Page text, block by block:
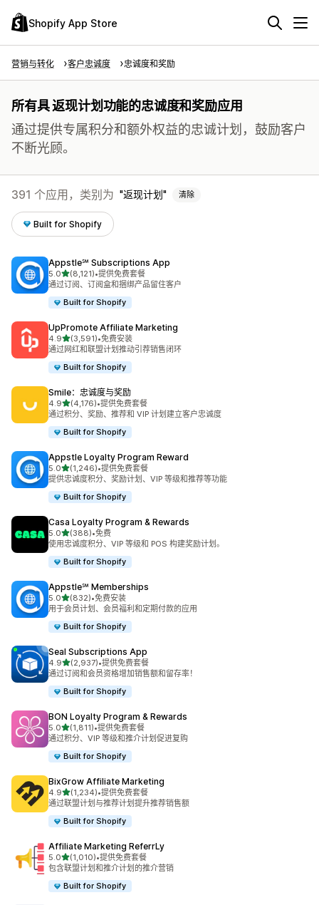
Shopify App Store
营销与转化 客户忠诚度 忠诚度和奖励
所有具 返现计划功能的忠诚度和奖励应用
通过提供专属积分和额外权益的忠诚计划，鼓励客户
不断光顾。
391 个应用，类别为 返现计划 清除
Built for Shopify
Appstle℠ Subscriptions App
5.0星（满分 5 星）
(8,121)
总共 8121 条评论
•提供免费套餐
通过订阅、订阅盒和捆绑产品留住客户
Built for Shopify
UpPromote Affiliate Marketing
4.9星（满分 5 星）
(3,591)
总共 3591 条评论
•免费安装
通过网红和联盟计划推动引荐销售闭环
Built for Shopify
Smile：忠诚度与奖励
4.9星（满分 5 星）
(4,176)
总共 4176 条评论
•提供免费套餐
通过积分、奖励、推荐和 VIP 计划建立客户忠诚度
Built for Shopify
Appstle Loyalty Program Reward
5.0星（满分 5 星）
(1,246)
总共 1246 条评论
•提供免费套餐
提供忠诚度积分、奖励计划、VIP 等级和推荐等功能
Built for Shopify
Casa Loyalty Program & Rewards
5.0星（满分 5 星）
(388)
总共 388 条评论
•免费
使用忠诚度积分、VIP 等级和 POS 构建奖励计划。
Built for Shopify
Appstle℠ Memberships
5.0星（满分 5 星）
(832)
总共 832 条评论
•免费安装
用于会员计划、会员福利和定期付款的应用
Built for Shopify
Seal Subscriptions App
4.9星（满分 5 星）
(2,937)
总共 2937 条评论
•提供免费套餐
通过订阅和会员资格增加销售额和留存率！
Built for Shopify
BON Loyalty Program & Rewards
5.0星（满分 5 星）
(1,811)
总共 1811 条评论
•提供免费套餐
通过积分、VIP 等级和推介计划促进复购
Built for Shopify
BixGrow Affiliate Marketing
4.9星（满分 5 星）
(1,234)
总共 1234 条评论
•提供免费套餐
通过联盟计划与推荐计划提升推荐销售额
Built for Shopify
Affiliate Marketing ReferrLy
5.0星（满分 5 星）
(1,010)
总共 1010 条评论
•提供免费套餐
包含联盟计划和推介计划的推介营销
Built for Shopify